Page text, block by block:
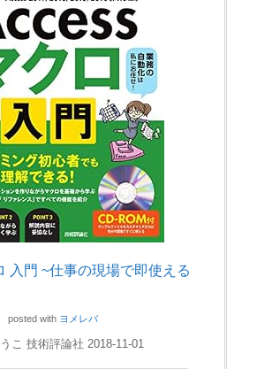
入門 ~仕事の現場で即使える
posted with ヨメレバ
こ 技術評論社 2018-11-01